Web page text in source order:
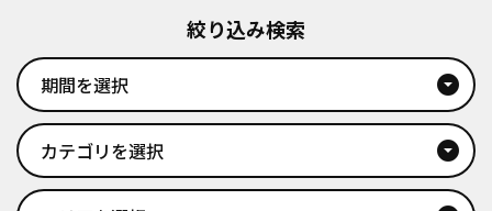
絞り込み検索
期間を選択 arrow_drop_down_circle
カテゴリを選択 arrow_drop_down_circle